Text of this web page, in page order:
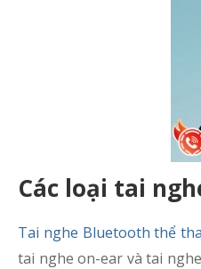
Các loại tai
Tai nghe Bluetooth thể
tai nghe on-ear và tai